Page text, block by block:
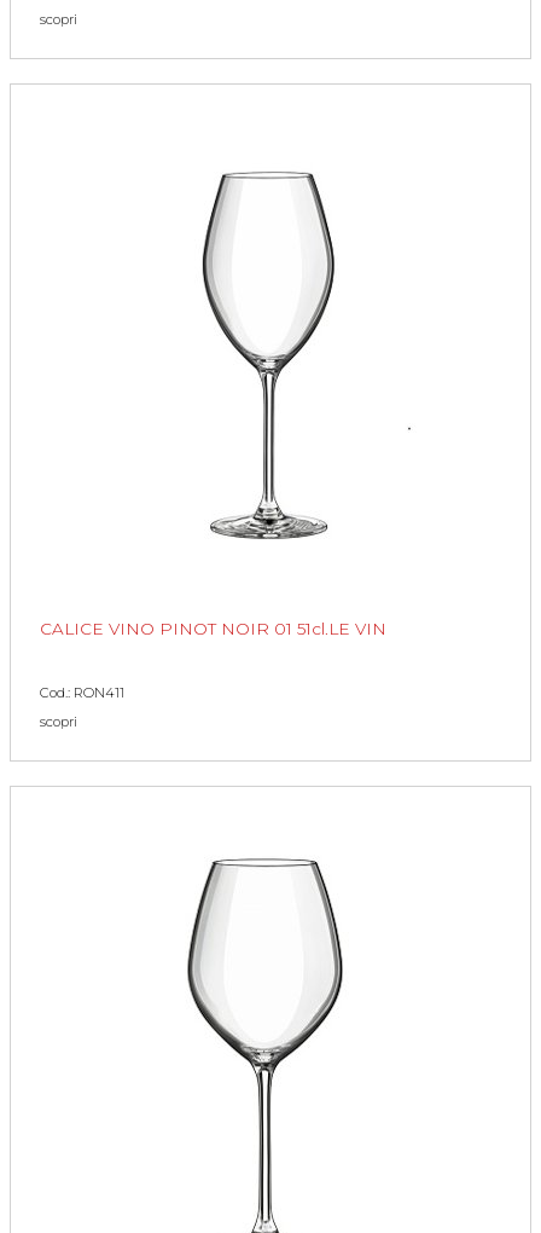
scopri
CALICE VINO PINOT NOIR 01 51cl.LE VIN
Cod.: RON411
scopri